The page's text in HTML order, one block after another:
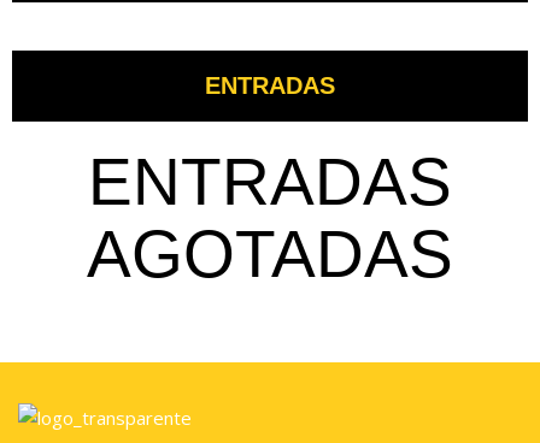
ENTRADAS
ENTRADAS
AGOTADAS